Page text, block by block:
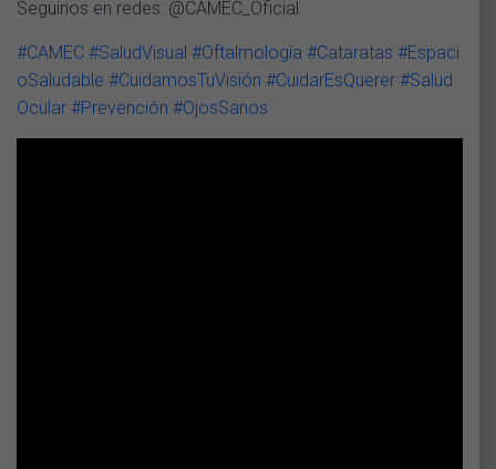
Seguinos en redes: @CAMEC_Oficial
#CAMEC #SaludVisual #Oftalmología #Cataratas #Espaci
oSaludable #CuidamosTuVisión #CuidarEsQuerer #Salud
Ocular #Prevención #OjosSanos